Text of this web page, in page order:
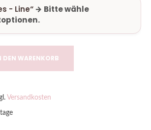
- Line“ → Bitte wähle
DEN WARENKORB
Versandkosten